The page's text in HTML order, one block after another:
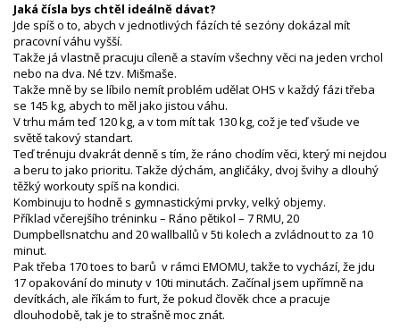
Jaká čísla bys chtěl ideálně dávat?
Jde spíš o to, abych v jednotlivých fázích té sezóny dokázal mít
pracovní váhu vyšší.
Takže já vlastně pracuju cíleně a stavím všechny věci na jeden vrchol
nebo na dva. Né tzv. Mišmaše.
Takže mně by se líbilo nemít problém udělat OHS v každý fázi třeba
se 145 kg, abych to měl jako jistou váhu.
V trhu mám teď 120 kg, a v tom mít tak 130 kg, což je teď všude ve
světě takový standart.
Teď trénuju dvakrát denně s tím, že ráno chodím věci, který mi nejdou
a beru to jako prioritu. Takže dýchám, angličáky, dvoj švihy a dlouhý
těžký workouty spíš na kondici.
Kombinuju to hodně s gymnastickými prvky, velký objemy.
Příklad včerejšího tréninku – Ráno pětikol – 7 RMU, 20
Dumpbellsnatchu and 20 wallballů v 5ti kolech a zvládnout to za 10
minut.
Pak třeba 170 toes to barů v rámci EMOMU, takže to vychází, že jdu
17 opakování do minuty v 10ti minutách. Začínal jsem upřímně na
devítkách, ale říkám to furt, že pokud člověk chce a pracuje
dlouhodobě, tak je to strašně moc znát.